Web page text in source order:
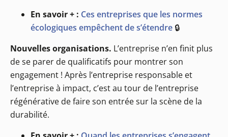
En savoir + : Ces entreprises que les normes
écologiques empêchent de s’étendre 🔒
Nouvelles organisations. L’entreprise n’en finit plus
de se parer de qualificatifs pour montrer son
engagement ! Après l’entreprise responsable et
l’entreprise à impact, c’est au tour de l’entreprise
régénérative de faire son entrée sur la scène de la
durabilité.